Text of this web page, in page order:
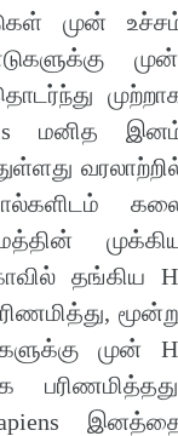
முன்
மனித
தங்கிய
முன்